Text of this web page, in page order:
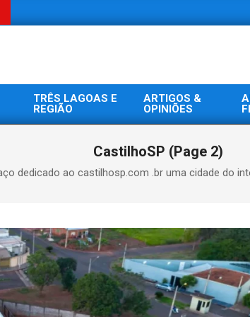
TRÊS LAGOAS E
REGIÃO
ARTIGOS &
OPINIÕES
CastilhoSP (Page 2)
dedicado ao castilhosp.com .br uma cidade do